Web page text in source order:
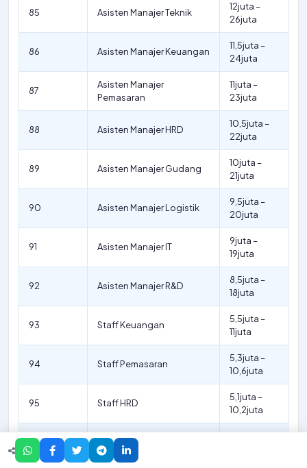
85 Asisten Manajer Teknik
12juta –
26juta
86 Asisten Manajer Keuangan
11,5juta –
24juta
87
Asisten Manajer
Pemasaran
11juta –
23juta
88 Asisten Manajer HRD
10,5juta –
22juta
89 Asisten Manajer Gudang
10juta –
21juta
90 Asisten Manajer Logistik
9,5juta –
20juta
91 Asisten Manajer IT
9juta –
19juta
92 Asisten Manajer R&D
8,5juta –
18juta
93 Staff Keuangan
5,5juta –
11juta
94 Staff Pemasaran
5,3juta –
10,6juta
95 Staff HRD
5,1juta –
10,2juta
96 Staff R&D
4,9juta –